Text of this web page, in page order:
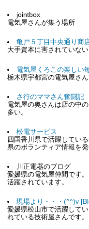
jointbox
電気屋さんが集う場所
亀戸５丁目中央通り商
大手資本に害されていな
電気屋くろこの楽しい
栃木県宇都宮の電気屋さ
さ行のママさん奮闘記
電気屋の奥さんは店の中
多い。
松電サービス
四国香川県で活躍してい
県のボランティア情報を発
川正電器のブログ
愛媛県の電気屋仲間です
活躍されています。
現場より・・・(^^)v
愛媛県松山市で活躍して
れている技術屋さんです。